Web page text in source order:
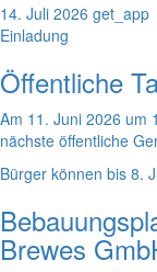
14. Juli 2026 get_app
Einladung
Öffentliche
Am 11. Juni 2026 um
nächste öffentliche
Bürger können bis 8.
Brewes